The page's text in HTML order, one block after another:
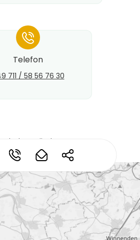
* * *
*
Telefon
711 / 58 56 76 30
ändern?